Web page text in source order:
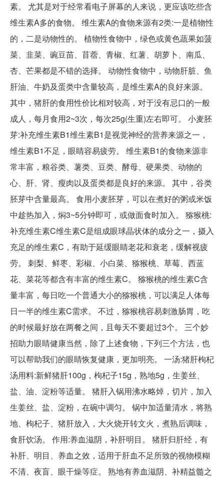
素。 尤其是对于经常看电子屏幕的人来说，更应该吃些含
维生素A多的食物。 维生素A的食物来源有2类:一是植物性
的，二是动物性的。 植物性食物中，绿色或黄色蔬果如菠
菜、韭菜、豌豆苗、苜蓿、青椒、红薯、胡萝卜、南瓜、
杏、芒果都是不错的选择。 动物性食物中，动物肝脏、鱼
肝油、牛奶及蛋类中含量较高，是维生素A的良好来源。
其中，猪肝的食用性价比相对较高，对于没有忌口的一般
成人，每月食用2~3次，每次25g(生重)左右即可。 小麦胚
芽:补充维生素B1维生素B1是视觉神经的营养来源之一，
维生素B1不足，眼睛容易疲劳。 维生素B1的食物来源非
常丰富，粮谷类、薯类、豆类、酵母、硬果类、动物的
心、肝、肾、瘦肉以及蛋类都是良好的来源。 其中，谷类
胚芽中含量最高。 食用小麦胚芽，可以在煮好的粥或米饭
中趁热加入，焖3~5分钟即可，或做面食时加入。 猕猴桃:
补充维生素C维生素C是组成眼球晶状体的成分之一，摄入
充足的维生素C，有助于延缓眼睛老花和衰老，缓解视疲
劳。 刺梨、鲜枣、彩椒、小白菜、猕猴桃、草莓、西蓝
花、菜花等都含有丰富的维生素C。 猕猴桃的维生素C含
量丰富，每日吃一个普通大小的猕猴桃，可以满足人体每
日一半的维生素C需求。 不过，猕猴桃容易刺激肠胃，吃
的时候最好放在两餐之间，且每天不要超过3个。 三个妙
招助力眼睛健康当然，除了上述食物，下列三个方法，也
可以帮助我们的眼睛恢复健康，更加明亮。 一汤:猪肝枸杞
汤用料:新鲜猪肝100g，枸杞子15g，熟地5g，生姜丝、
盐、油、淀粉等适量。 猪肝入锅用沸水略焯，切片，加入
生姜丝、盐、淀粉，在碗中调匀。 锅中加适量清水，将熟
地、枸杞子、猪肝放入，大火烧开转文火，煮熟后调味，
食肝饮汤。 作用:养血滋阴，补肝明目。 猪肝归肝经，有
补肝、明目、养血之效，适用于肝血不足所致的视物模糊
不清、夜盲、眼干燥等症。 熟地有养血滋阴、补精益髓之